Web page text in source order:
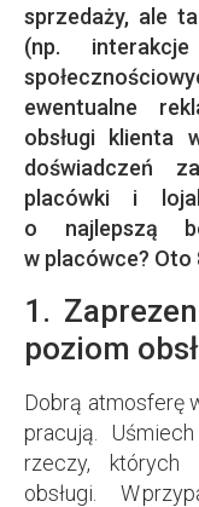
sprzedaży, ale
(np.
ewentualne
obsługi klienta
doświadczeń
placówki i
o najlepszą
w placówce?
1.
poziom
Dobrą atmosferę
pracują.
rzeczy, których
obsługi. W